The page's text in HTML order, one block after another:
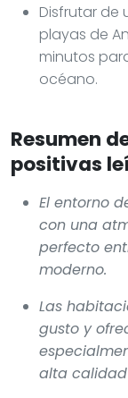
Disfrutar de
playas de
minutos
océano.
Resumen
positivas
El entorno
con una
perfecto
moderno.
Las
gusto y
alta